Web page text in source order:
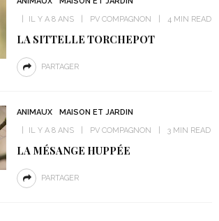
IL Y A 8 ANS
PV COMPAGNON 4 MIN READ
LA SITTELLE TORCHEPOT
PARTAGER
ANIMAUX
MAISON ET JARDIN
IL Y A 8 ANS
PV COMPAGNON 3 MIN READ
LA MÉSANGE HUPPÉE
PARTAGER